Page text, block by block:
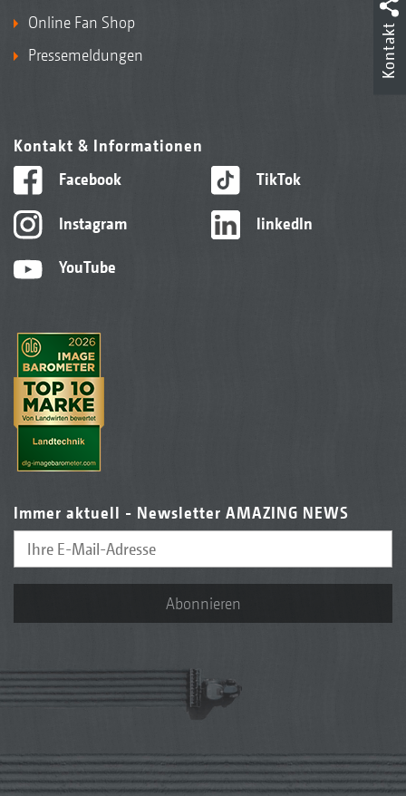
Online Fan Shop
Pressemeldungen
Kontakt & Informationen
Facebook
Instagram
YouTube
TikTok
linkedIn
Immer aktuell - Newsletter AMAZING NEWS
Abonnieren
Kontakt